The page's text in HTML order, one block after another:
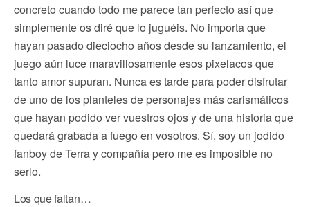
concreto cuando todo me parece tan perfecto así que
simplemente os diré que lo juguéis. No importa que
hayan pasado dieciocho años desde su lanzamiento, el
juego aún luce maravillosamente esos pixelacos que
tanto amor supuran. Nunca es tarde para poder disfrutar
de uno de los planteles de personajes más carismáticos
que hayan podido ver vuestros ojos y de una historia que
quedará grabada a fuego en vosotros. Sí, soy un jodido
fanboy de Terra y compañía pero me es imposible no
serlo.
Los que faltan…